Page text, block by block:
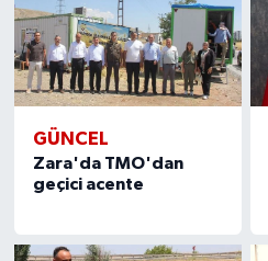
GÜNCEL
Zara'da TMO'dan
geçici acente